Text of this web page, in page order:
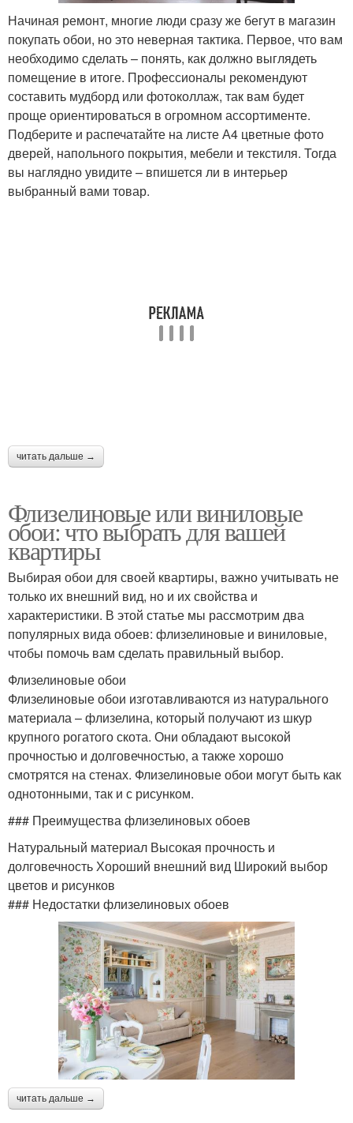
Начиная ремонт, многие люди сразу же бегут в магазин
покупать обои, но это неверная тактика. Первое, что вам
необходимо сделать – понять, как должно выглядеть
помещение в итоге. Профессионалы рекомендуют
составить мудборд или фотоколлаж, так вам будет
проще ориентироваться в огромном ассортименте.
Подберите и распечатайте на листе А4 цветные фото
дверей, напольного покрытия, мебели и текстиля. Тогда
вы наглядно увидите – впишется ли в интерьер
выбранный вами товар.
читать дальше →
Флизелиновые или виниловые
обои: что выбрать для вашей
квартиры
Выбирая обои для своей квартиры, важно учитывать не
только их внешний вид, но и их свойства и
характеристики. В этой статье мы рассмотрим два
популярных вида обоев: флизелиновые и виниловые,
чтобы помочь вам сделать правильный выбор.
Флизелиновые обои
Флизелиновые обои изготавливаются из натурального
материала – флизелина, который получают из шкур
крупного рогатого скота. Они обладают высокой
прочностью и долговечностью, а также хорошо
смотрятся на стенах. Флизелиновые обои могут быть как
однотонными, так и с рисунком.
### Преимущества флизелиновых обоев
Натуральный материал Высокая прочность и
долговечность Хороший внешний вид Широкий выбор
цветов и рисунков
### Недостатки флизелиновых обоев
читать дальше →